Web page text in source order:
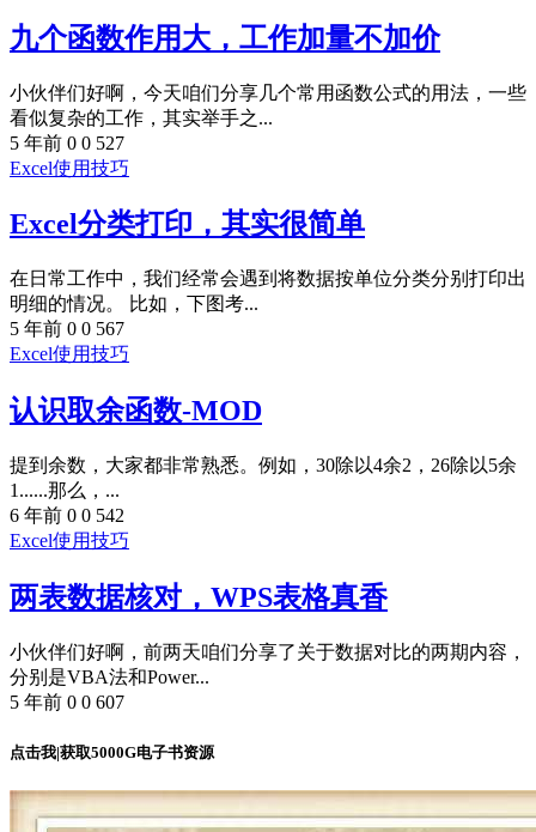
九个函数作用大，工作加量不加价
小伙伴们好啊，今天咱们分享几个常用函数公式的用法，一些
看似复杂的工作，其实举手之...
5 年前 0 0 527
Excel使用技巧
Excel分类打印，其实很简单
在日常工作中，我们经常会遇到将数据按单位分类分别打印出
明细的情况。 比如，下图考...
5 年前 0 0 567
Excel使用技巧
认识取余函数-MOD
提到余数，大家都非常熟悉。例如，30除以4余2，26除以5余
1......那么，...
6 年前 0 0 542
Excel使用技巧
两表数据核对，WPS表格真香
小伙伴们好啊，前两天咱们分享了关于数据对比的两期内容，
分别是VBA法和Power...
5 年前 0 0 607
点击我|获取5000G电子书资源